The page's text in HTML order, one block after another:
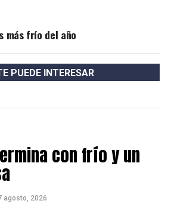
más frío del año
PUEDE INTERESAR
con frío y un
agosto, 2026